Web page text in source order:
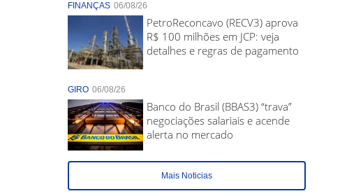
FINANÇAS 06/08/26
PetroReconcavo (RECV3) aprova
R$ 100 milhões em JCP: veja
detalhes e regras de pagamento
GIRO 06/08/26
Banco do Brasil (BBAS3) “trava”
negociações salariais e acende
alerta no mercado
Mais Noticias